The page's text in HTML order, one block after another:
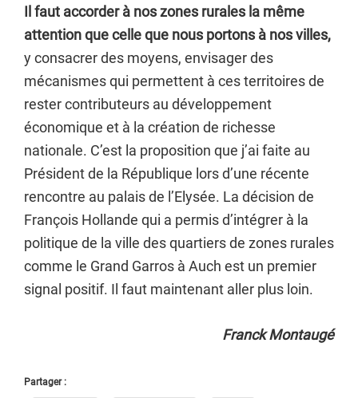
Il faut accorder à nos zones rurales la même
attention que celle que nous portons à nos villes,
y consacrer des moyens, envisager des
mécanismes qui permettent à ces territoires de
rester contributeurs au développement
économique et à la création de richesse
nationale. C’est la proposition que j’ai faite au
Président de la République lors d’une récente
rencontre au palais de l’Elysée. La décision de
François Hollande qui a permis d’intégrer à la
politique de la ville des quartiers de zones rurales
comme le Grand Garros à Auch est un premier
signal positif. Il faut maintenant aller plus loin.
Franck Montaugé
Partager :